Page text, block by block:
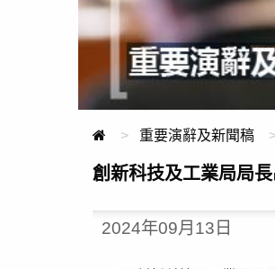
重要演辭及新聞稿
創新科技及工業局局
2024年09月13日